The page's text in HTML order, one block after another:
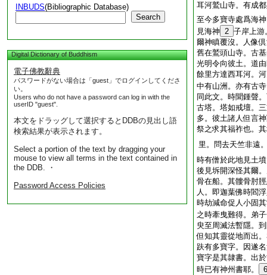
INBUDS(Bibliographic Database)
Search
Digital Dictionary of Buddhism
電子佛教辭典
パスワードがない場合は「guest」でログインしてくださ
い。
Users who do not have a password can log in with the
userID "guest".
本文をドラッグして選択するとDDBの見出し語
検索結果が表示されます。
Select a portion of the text by dragging your
mouse to view all terms in the text contained in
the DDB. ・
Password Access Policies
耳河鷲山寺。有成
至今多寶寺處爲海神
見海神 2 子岸上游
爾神瞋覆沒。人像
舊在鷲頭山寺。古
光明令向彼土。道
餘里方達西耳河。
中有山洲。亦有古
同此文。時聞鍾聲
古塔。塔如戒壇。
多。彼土諸人但言
祭之求其福祚也。
里。問去天竺非遠
時有僧於此地見土
後見坼開深怪其爾
骨在船。其髏骨肘
人。即迦葉佛時閻
時劫減命促人小固
之時牽曳難得。弟
臾至周滅法暫隱。
但知其靈從地而出
趺有多寶字。因遂
寶字是其隷書。出
時已有神州書耶。
6